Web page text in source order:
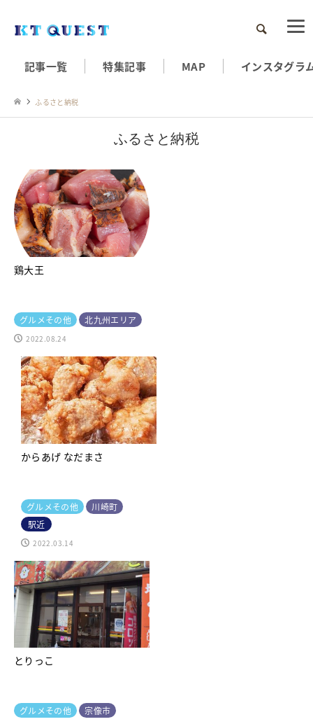
検索
記事一覧 特集記事 MAP インスタグラ
ふるさと納税
ふるさと納税
鶏大王
グルメその他 北九州エリア
2022.08.24
からあげ なだまさ
グルメその他
川崎町
駅近
2022.03.14
とりっこ
グルメその他 宗像市